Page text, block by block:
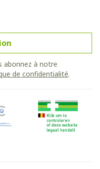
abonnez à notre
de confidentialité.